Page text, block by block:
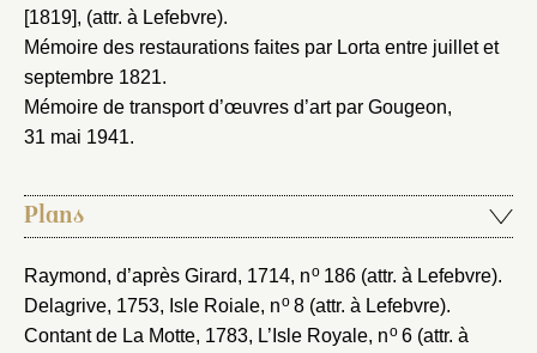
[1819], (attr. à Lefebvre).
Mémoire des restaurations faites par Lorta entre juillet et
septembre 1821.
Mémoire de transport d’œuvres d’art par Gougeon,
31 mai 1941.
Plans
Raymond, d’après Girard, 1714, no186 (attr. à Lefebvre).
Delagrive, 1753, Isle Roiale, no8 (attr. à Lefebvre).
Contant de La Motte, 1783, L’Isle Royale, no6 (attr. à